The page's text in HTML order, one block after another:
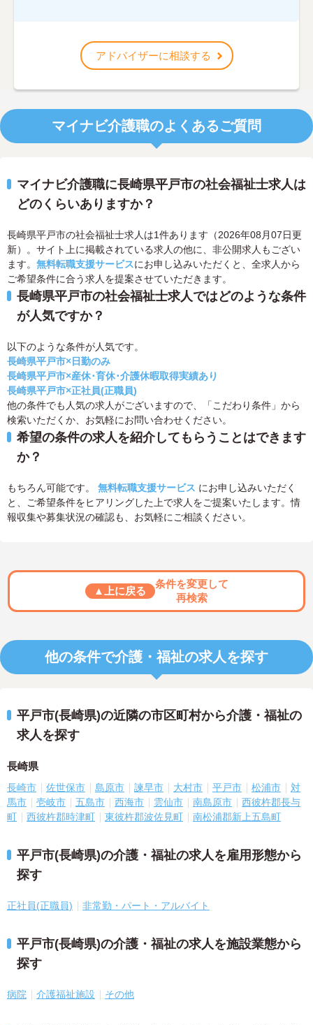
アドバイザーに相談する
マイナビ介護職のよくあるご質問
マイナビ介護職に長崎県平戸市の社会福祉士求人は
どのくらいありますか？
長崎県平戸市の社会福祉士求人は1件あります（2026年08月07日更
新）。サイト上に掲載されている求人の他に、非公開求人もござい
ます。 無料転職支援サービスにお申し込みいただくと、全求人から
ご希望条件に合う求人を提案させていただきます。
長崎県平戸市の社会福祉士求人ではどのような条件
が人気ですか？
以下のような条件が人気です。
長崎県平戸市×日勤のみ
長崎県平戸市×産休･育休･介護休暇取得実績あり
長崎県平戸市×正社員(正職員)
他の条件でも人気の求人がございますので、「こだわり条件」から
検索いただくか、お気軽にお問い合わせください。
希望の条件の求人を紹介してもらうことはできます
か？
もちろん可能です。 無料転職支援サービス にお申し込みいただく
と、ご希望条件をヒアリングした上で求人をご提案いたします。情
報収集や募集状況の確認も、お気軽にご相談ください。
▲上に戻る
条件を変更して
再検索
他の条件で介護・福祉の求人を探す
平戸市(長崎県)の近隣の市区町村から介護・福祉の
求人を探す
長崎県
長崎市 佐世保市 島原市 諫早市 大村市 平戸市 松浦市
対
馬市
壱岐市 五島市 西海市 雲仙市 南島原市
西彼杵郡長与
町
西彼杵郡時津町 東彼杵郡波佐見町 南松浦郡新上五島町
平戸市(長崎県)の介護・福祉の求人を雇用形態から
探す
正社員(正職員) 非常勤・パート・アルバイト
平戸市(長崎県)の介護・福祉の求人を施設業態から
探す
病院 介護福祉施設 その他